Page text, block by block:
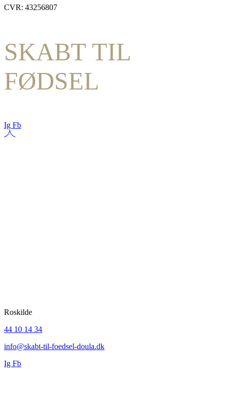
CVR: 43256807
SKABT TIL
FØDSEL
Ig Fb
Roskilde
44 10 14 34
info@skabt-til-foedsel-doula.dk
Ig Fb